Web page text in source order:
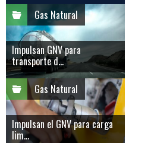
Gas Natural
Impulsan GNV para
transporte d...
Gas Natural
Impulsan el GNV para carga
lim...